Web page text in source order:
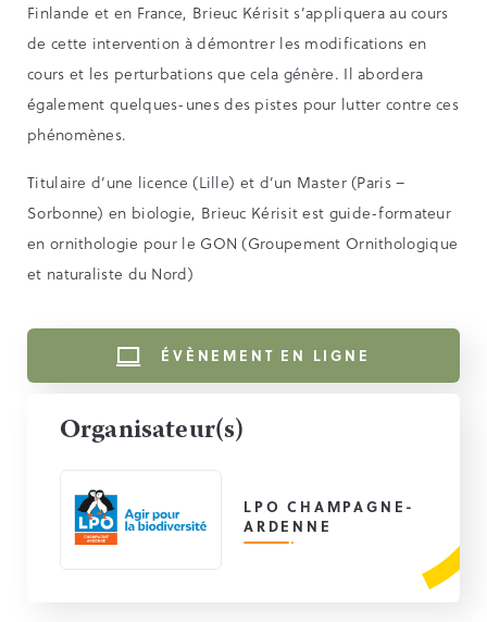
Finlande et en France, Brieuc Kérisit s’appliquera au cours
de cette intervention à démontrer les modifications en
cours et les perturbations que cela génère. Il abordera
également quelques-unes des pistes pour lutter contre ces
phénomènes.
Titulaire d’une licence (Lille) et d’un Master (Paris –
Sorbonne) en biologie, Brieuc Kérisit est guide-formateur
en ornithologie pour le GON (Groupement Ornithologique
et naturaliste du Nord)
ÉVÈNEMENT EN LIGNE
Organisateur(s)
LPO CHAMPAGNE-
ARDENNE